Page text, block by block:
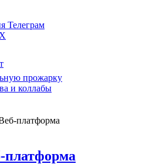
Телеграм
прожарку
и коллабы
платформа